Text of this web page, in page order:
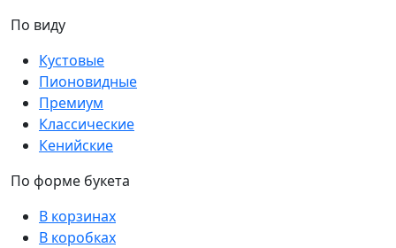
По виду
Кустовые
Пионовидные
Премиум
Классические
Кенийские
По форме букета
В корзинах
В коробках